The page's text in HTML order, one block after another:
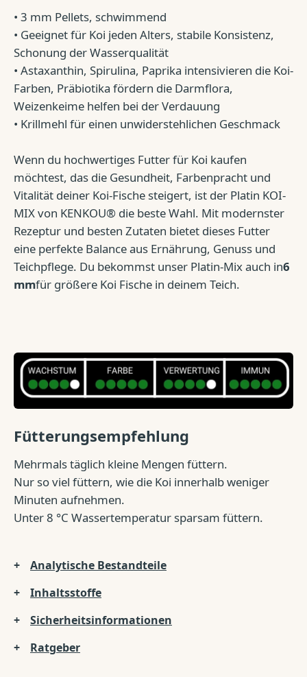
• 3 mm Pellets, schwimmend
• Geeignet für Koi jeden Alters, stabile Konsistenz,
Schonung der Wasserqualität
• Astaxanthin, Spirulina, Paprika intensivieren die Koi-
Farben, Präbiotika fördern die Darmflora,
Weizenkeime helfen bei der Verdauung
• Krillmehl für einen unwiderstehlichen Geschmack
Wenn du hochwertiges Futter für Koi kaufen
möchtest, das die Gesundheit, Farbenpracht und
Vitalität deiner Koi-Fische steigert, ist der Platin KOI-
MIX von KENKOU® die beste Wahl. Mit modernster
Rezeptur und besten Zutaten bietet dieses Futter
eine perfekte Balance aus Ernährung, Genuss und
Teichpflege. Du bekommst unser Platin-Mix auch in6
mmfür größere Koi Fische in deinem Teich.
Fütterungsempfehlung
Mehrmals täglich kleine Mengen füttern.
Nur so viel füttern, wie die Koi innerhalb weniger
Minuten aufnehmen.
Unter 8 °C Wassertemperatur sparsam füttern.
Analytische Bestandteile
Inhaltsstoffe
Sicherheitsinformationen
Ratgeber